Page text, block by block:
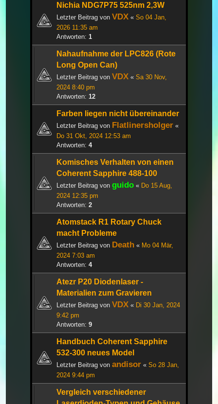
Nichia NDG7P75 525nm 2,3W
Letzter Beitrag von VDX « So 04 Jan,
2026 11:35 am
Antworten: 1
Nahaufnahme der LPC826 (Rote
Long Open Can)
Letzter Beitrag von VDX « Sa 30 Nov,
2024 8:40 pm
Antworten: 12
Farben liegen nicht übereinander
Letzter Beitrag von Flatlinersholger «
Do 31 Okt, 2024 12:53 am
Antworten: 4
Komisches Verhalten von einen
Coherent Sapphire 488-100
Letzter Beitrag von guido « Do 15 Aug,
2024 12:35 pm
Antworten: 2
Atomstack R1 Rotary Chuck
macht Probleme
Letzter Beitrag von Death « Mo 04 Mär,
2024 7:03 am
Antworten: 4
Atezr P20 Diodenlaser -
Materialien zum Gravieren
Letzter Beitrag von VDX « Di 30 Jan, 2024
9:42 pm
Antworten: 9
Handbuch Coherent Sapphire
532-300 neues Model
Letzter Beitrag von andisor « So 28 Jan,
2024 9:44 pm
Vergleich verschiedener